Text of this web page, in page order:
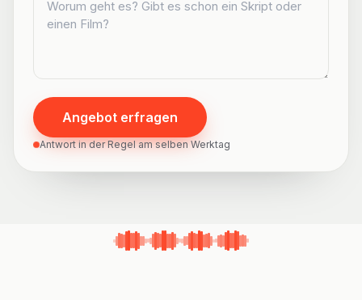
Angebot erfragen
Antwort in der Regel am selben Werktag